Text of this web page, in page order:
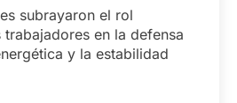
subrayaron el rol
en la defensa
y la estabilidad